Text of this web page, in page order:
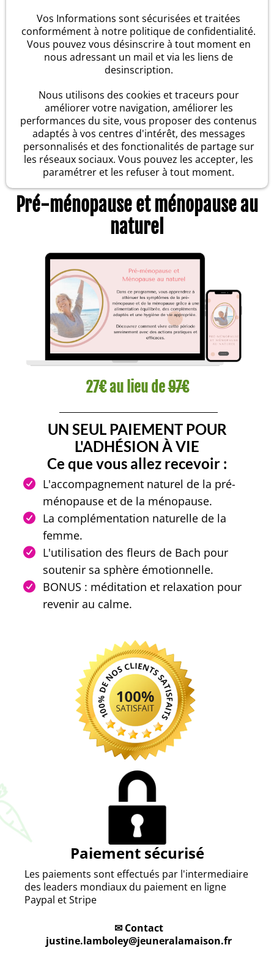
Vos Informations sont sécurisées et traitées
conformément à notre politique de confidentialité.
Vous pouvez vous désinscrire à tout moment en
nous adressant un mail et via les liens de
desinscription.
Nous utilisons des cookies et traceurs pour
améliorer votre navigation, améliorer les
performances du site, vous proposer des contenus
adaptés à vos centres d'intérêt, des messages
personnalisés et des fonctionalités de partage sur
les réseaux sociaux. Vous pouvez les accepter, les
paramétrer et les refuser à tout moment.
Pré-ménopause et ménopause au
naturel
27€ au lieu de97€
UN SEUL PAIEMENT POUR
L'ADHÉSION À VIE
Ce que vous allez recevoir :
L'accompagnement naturel de la pré-
ménopause et de la ménopause.
La complémentation naturelle de la
femme.
L'utilisation des fleurs de Bach pour
soutenir sa sphère émotionnelle.
BONUS : méditation et relaxation pour
revenir au calme.
Paiement sécurisé
Les paiements sont effectués par l'intermediaire
des leaders mondiaux du paiement en ligne
Paypal et Stripe
✉ Contact
justine.lamboley@jeuneralamaison.fr